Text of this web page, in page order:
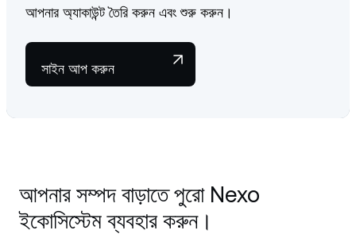
আপনার অ্যাকাউন্ট তৈরি করুন এবং শুরু করুন।
সাইন আপ করুন
আপনার সম্পদ বাড়াতে পুরো Nexo
ইকোসিস্টেম ব্যবহার করুন।